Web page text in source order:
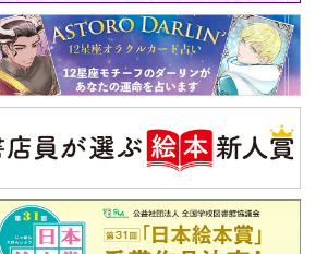
注目トピ
結婚1か月で離婚を決めました。本当に
よかったのでしょうか
義実家について、義弟が私へ怒りのLINE
婚約者がBL愛好家でした
公論新社の本